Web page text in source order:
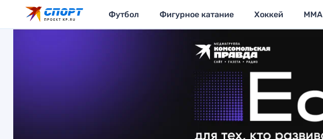
Футбол Фигурное катание Хоккей MMA